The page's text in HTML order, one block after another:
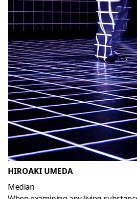
HIROAKI UMEDA
Median